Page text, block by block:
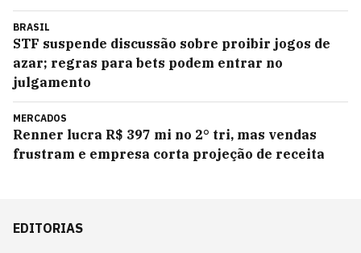
BRASIL
STF suspende discussão sobre proibir jogos de
azar; regras para bets podem entrar no
julgamento
MERCADOS
Renner lucra R$ 397 mi no 2° tri, mas vendas
frustram e empresa corta projeção de receita
EDITORIAS